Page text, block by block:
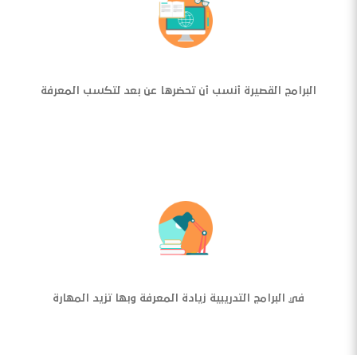
البرامج القصيرة أنسب أن تحضرها عن بعد لتكسب المعرفة
في البرامج التدريبية زيادة المعرفة وبها تزيد المهارة